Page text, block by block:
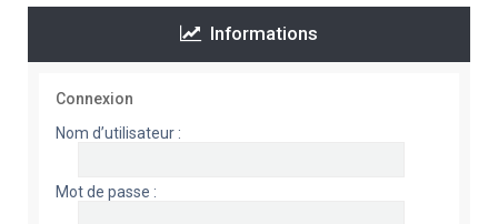
Informations
Connexion
Nom d’utilisateur :
Mot de passe :